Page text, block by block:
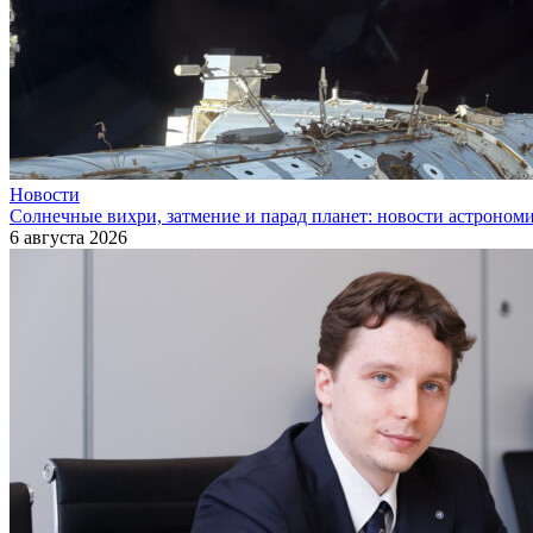
Новости
Солнечные вихри, затмение и парад планет: новости
6 августа 2026